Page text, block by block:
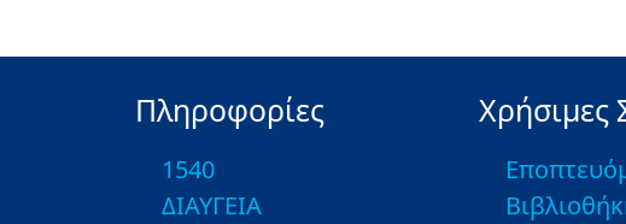
Πληροφορίες
1540
ΔΙΑΥΓΕΙΑ
Χρήσιμες